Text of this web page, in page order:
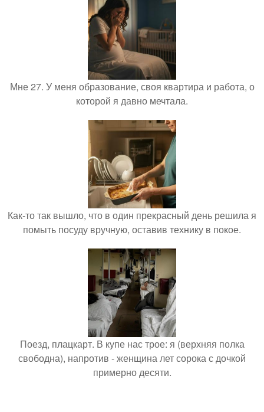
Мне 27. У меня образование, своя квартира и работа, о
которой я давно мечтала.
Как-то так вышло, что в один прекрасный день решила я
помыть посуду вручную, оставив технику в покое.
Поезд, плацкарт. В купе нас трое: я (верхняя полка
свободна), напротив - женщина лет сорока с дочкой
примерно десяти.